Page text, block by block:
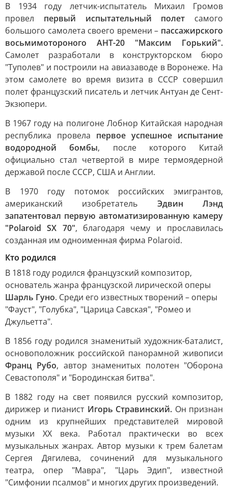
В 1934 году летчик-испытатель Михаил Громов
провел первый испытательный полет самого
большого самолета своего времени – пассажирского
восьмимотороного АНТ-20 "Максим Горький".
Самолет разработали в конструкторском бюро
"Туполев" и построили на авиазаводе в Воронеже. На
этом самолете во время визита в СССР совершил
полет французский писатель и летчик Антуан де Сент-
Экзюпери.
В 1967 году на полигоне Лобнор Китайская народная
республика провела первое успешное испытание
водородной бомбы, после которого Китай
официально стал четвертой в мире термоядерной
державой после СССР, США и Англии.
В 1970 году потомок российских эмигрантов,
американский изобретатель Эдвин Лэнд
запатентовал первую автоматизированную камеру
"Polaroid SX 70", благодаря чему и прославилась
созданная им одноименная фирма Polaroid.
Кто родился
В 1818 году родился французский композитор,
основатель жанра французской лирической оперы
Шарль Гуно. Среди его известных творений – оперы
"Фауст", "Голубка", "Царица Савская", "Ромео и
Джульетта".
В 1856 году родился знаменитый художник-баталист,
основоположник российской панорамной живописи
Франц Рубо, автор знаменитых полотен "Оборона
Севастополя" и "Бородинская битва".
В 1882 году на свет появился русский композитор,
дирижер и пианист Игорь Стравинский. Он признан
одним из крупнейших представителей мировой
музыки XX века. Работал практически во всех
музыкальных жанрах. Автор музыки к трем балетам
Сергея Дягилева, сочинений для музыкального
театра, опер "Мавра", "Царь Эдип", известной
"Симфонии псалмов" и многих других произведений.